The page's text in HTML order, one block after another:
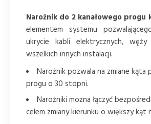
Narożnik do 2 kanałowego progu
elementem systemu
ukrycie kabli elektrycznych,
wszelkich innych instalacji.
Narożnik pozwala na zmiane kąta
progu o 30 stopni.
Narożniki można łączyć
celem zmiany kierunku o większy kąt